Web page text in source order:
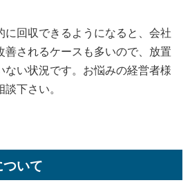
に回収できるようになると、会社
善されるケースも多いので、放置
ない状況です。お悩みの経営者様
下さい。
いて